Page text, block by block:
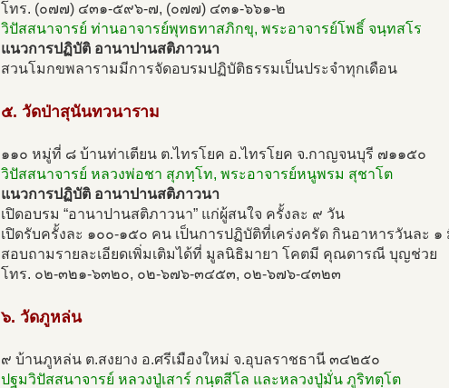
โทร. (๐๗๗) ๔๓๑-๕๙๖-๗, (๐๗๗) ๔๓๑-๖๖๑-๒
วิปัสสนาจารย์ ท่านอาจารย์พุทธทาสภิกขุ, พระอาจารย์โพธิ์ จนฺทสโร
แนวการปฏิบัติ อานาปานสติภาวนา
สวนโมกขพลารามมีการจัดอบรมปฏิบัติธรรมเป็นประจำทุกเดือน
๕. วัดป่าสุนันทวนาราม
๑๑๐ หมู่ที่ ๘ บ้านท่าเตียน ต.ไทรโยค อ.ไทรโยค จ.กาญจนบุรี ๗๑๑๕๐
วิปัสสนาจารย์ หลวงพ่อชา สุภทฺโท, พระอาจารย์หนูพรม สุชาโต
แนวการปฏิบัติ อานาปานสติภาวนา
เปิดอบรม “อานาปานสติภาวนา” แก่ผู้สนใจ ครั้งละ ๙ วัน
เปิดรับครั้งละ ๑๐๐-๑๕๐ คน เป็นการปฏิบัติที่เคร่งครัด กินอาหารวันละ ๑
สอบถามรายละเอียดเพิ่มเติมได้ที่ มูลนิธิมายา โคตมี คุณดารณี บุญช่วย
โทร. ๐๒-๓๒๑-๖๓๒๐, ๐๒-๖๗๖-๓๔๕๓, ๐๒-๖๗๖-๔๓๒๓
๖. วัดภูหล่น
๙ บ้านภูหล่น ต.สงยาง อ.ศรีเมืองใหม่ จ.อุบลราชธานี ๓๔๒๕๐
ปฐมวิปัสสนาจารย์ หลวงปู่เสาร์ กนฺตสีโล และหลวงปู่มั่น ภูริทตฺโต